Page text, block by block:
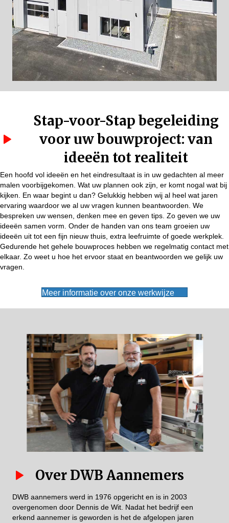
Stap-voor-Stap begeleiding
voor uw bouwproject: van
ideeën tot realiteit
Een hoofd vol ideeën en het eindresultaat is in uw gedachten al meer
malen voorbijgekomen. Wat uw plannen ook zijn, er komt nogal wat bij
kijken. En waar begint u dan? Gelukkig hebben wij al heel wat jaren
ervaring waardoor we al uw vragen kunnen beantwoorden. We
bespreken uw wensen, denken mee en geven tips. Zo geven we uw
ideeën samen vorm. Onder de handen van ons team groeien uw
ideeën uit tot een fijn nieuw thuis, extra leefruimte of goede werkplek.
Gedurende het gehele bouwproces hebben we regelmatig contact met
elkaar. Zo weet u hoe het ervoor staat en beantwoorden we gelijk uw
vragen.
Meer informatie over onze werkwijze
Over DWB Aannemers
DWB aannemers werd in 1976 opgericht en is in 2003
overgenomen door Dennis de Wit. Nadat het bedrijf een
erkend aannemer is geworden is het de afgelopen jaren